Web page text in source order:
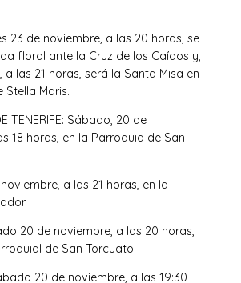
23 de noviembre, a las 20 horas, se
floral ante la Cruz de los Caídos y,
las 21 horas, será la Santa Misa en
Stella Maris.
TENERIFE: Sábado, 20 de
18 horas, en la Parroquia de San
noviembre, a las 21 horas, en la
20 de noviembre, a las 20 horas,
de San Torcuato.
20 de noviembre, a las 19:30